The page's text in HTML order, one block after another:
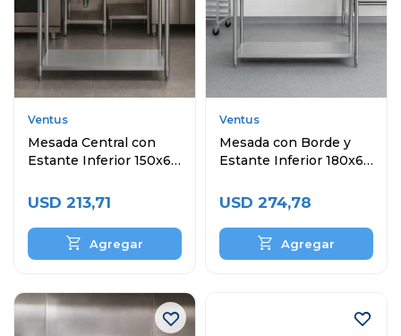
Ventus
Mesada Central con
Estante Inferior 150x60
USD 213,71
Ventus
Mesada con Borde y
Estante Inferior 180x60
USD 274,78